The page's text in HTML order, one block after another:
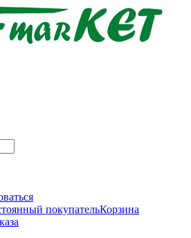
покупательКорзина